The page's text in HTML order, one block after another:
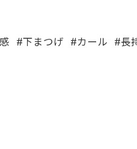
#下まつげ #カール #長